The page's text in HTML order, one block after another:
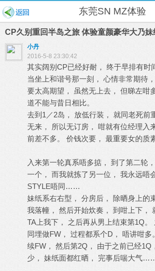
东莞SN MZ体验
CP久别重回半岛之旅 体验童颜豪华大乃妹
小丹
2016-5-8 23:30:42
其实阔别CP已经好耐， 终于早排有时
当坐上和谐号那一刻， 心情非常期待
要太高期望， 虽然无上去， 但睇左咁
道不能与昔日相比。
去到1／2岛， 放低行装， 就同老死前
无来， 所以无订房， 咁就有位经理入
前差不多。 价钱次要， 最重要女的质素
入来第一轮真系唔多掂， 到了第二轮
一个， 而我就拣了另一位， 我永远唔
STYLE唔同……
妹纸系右右型， 分房后， 除晒身上的
我落幢， 然后开始炊奏， 到咁上下，
TA上我下， 之后再从男上结束第1Q。
同埋做FW， 过程都系个D， 唔讲咁多
续FW， 然后第2Q， 由于之前已经1Q
少， 妹纸面都红晒， 完事后喘大气